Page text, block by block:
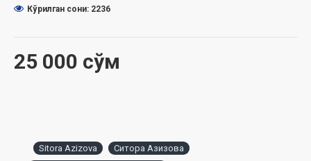
25 000 сўм
Кўрилган сони: 2236
Sitora Azizova
Ситора Азизова